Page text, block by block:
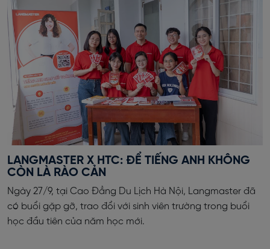
LANGMASTER X HTC: ĐỂ TIẾNG ANH KHÔNG
CÒN LÀ RÀO CẢN
Ngày 27/9, tại Cao Đẳng Du Lịch Hà Nội, Langmaster đã
có buổi gặp gỡ, trao đổi với sinh viên trường trong buổi
học đầu tiên của năm học mới.